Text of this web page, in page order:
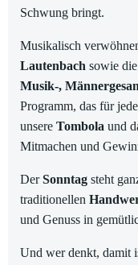
Schwung bringt.
Musikalisch
Lautenbach sowie
Musik-,
Programm, das für
unsere Tombola und
Mitmachen und
DerSonntag steht
traditionellen
und Genuss in
Und wer denkt, damit